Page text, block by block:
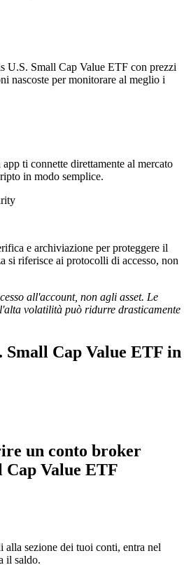
U.S. Small Cap Value ETF con prezzi
nascoste per monitorare al meglio i
ti connette direttamente al mercato
in modo semplice.
e archiviazione per proteggere il
si riferisce ai protocolli di accesso, non
all'account, non agli asset. Le
volatilità può ridurre drasticamente
Small Cap Value ETF in
un conto broker
Cap Value ETF
sezione dei tuoi conti, entra nel
il saldo.